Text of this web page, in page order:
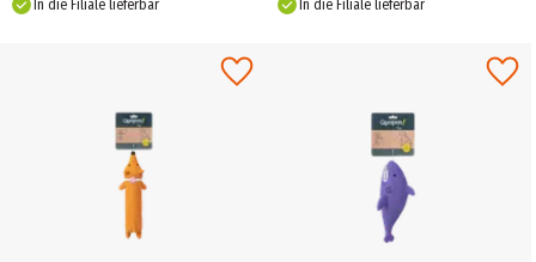
In die Filiale lieferbar In die Filiale lieferbar